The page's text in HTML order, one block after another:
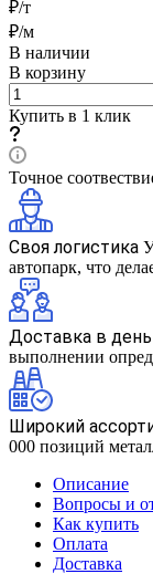
₽/т
₽/м
В наличии
В корзину
Купить в 1 клик
Точное
Своя логистика
автопарк, что
Доставка в день
выполнении
Широкий
000 позиций
Описание
Вопросы и
Как купить
Оплата
Доставка